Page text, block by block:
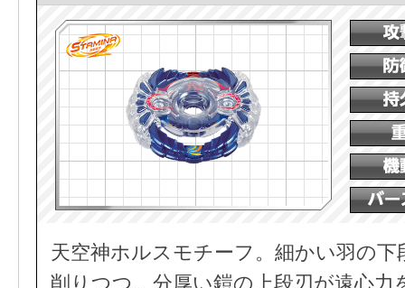
天空神ホルスモチーフ。細かい羽の
削りつつ、分厚い鎧の上段刃が遠心